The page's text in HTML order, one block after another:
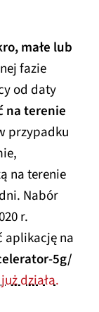
małe lub
fazie
od daty
na terenie
przypadku
na terenie
Nabór
r.
aplikację na
5g/
działa.